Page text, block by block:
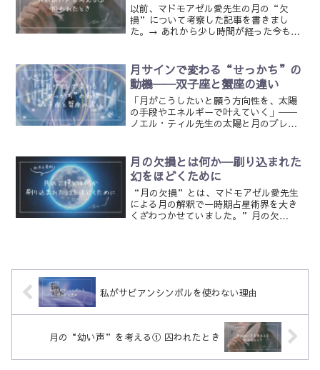
以前、マドモアゼル愛先生の月の“欠
損”について考察した記事を書きまし
た。→ あれから少し時間が経った今も、
のだなと感じています。その記事では、
月を“欠損”ではなく、無意...
月サインで変わる“せっかち”の
動機──双子座と蟹座の違い
「月がこうしたいと願う方向性を、太陽
の手段やエネルギーで叶えていく」──
ノエル・ティル先生の太陽と月のブレン
月以外の天体のサインがまったく同じCさ
んという人がいます。...
月の欠損とは何か─刷り込まれた
幻をほどくために
“月の欠損”とは、マドモアゼル愛先生
による月の解釈で一時期占星術界を大き
くざわつかせていました。”月の欠
私がサビアンシンボルを使わない理由
月の“幼い声”を考える① 囚われたとき